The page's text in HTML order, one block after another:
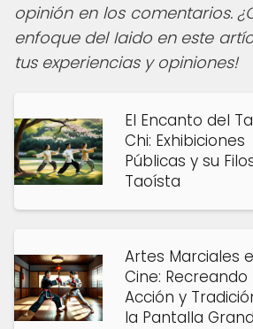
opinión en los comentarios.
enfoque del Iaido en este
tus experiencias y opiniones!
El Encanto del
Chi: Exhibiciones
Públicas y su
Taoísta
Artes Marciales
Cine: Recreando
Acción y
la Pantalla